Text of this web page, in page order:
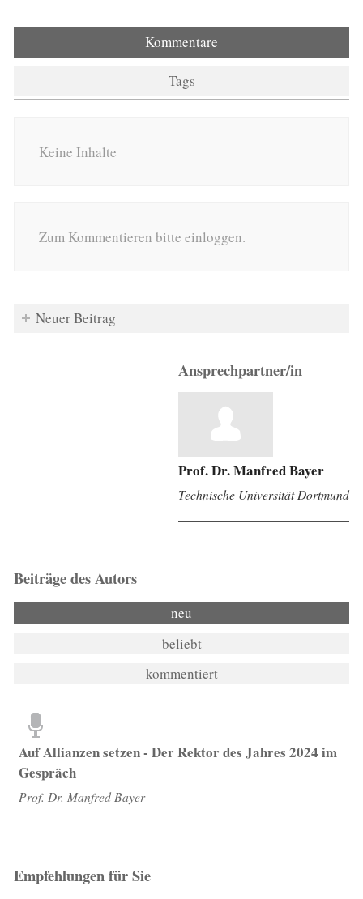
Kommentare
Tags
Keine Inhalte
Zum Kommentieren bitte einloggen.
Neuer Beitrag
Ansprechpartner/in
Prof. Dr. Manfred Bayer
Technische Universität Dortmund
Beiträge des Autors
neu
beliebt
kommentiert
Auf Allianzen setzen - Der Rektor des Jahres 2024 im
Gespräch
Prof. Dr. Manfred Bayer
Empfehlungen für Sie